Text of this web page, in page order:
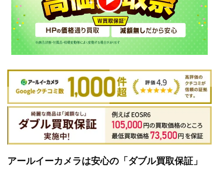
アールイーカメラは安心の「ダブル買取保証」